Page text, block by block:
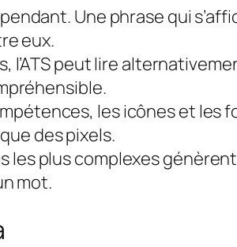
Une phrase qui
eux.
l’ATS peut lire
les icônes et les
des pixels.
les plus complexes
mot.